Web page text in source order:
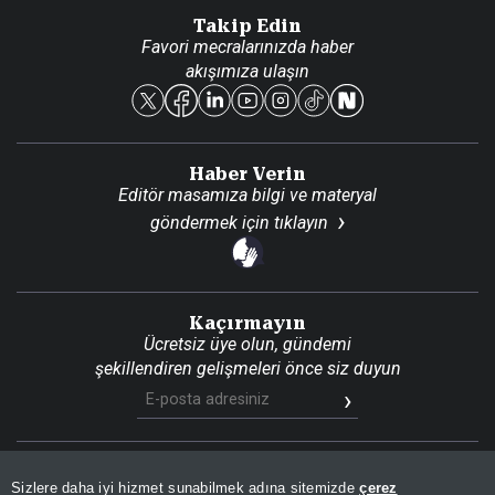
Sizlere daha iyi hizmet sunabilmek adına sitemizdeçerez
Reklam Ver
Takip Edin
Favori mecralarınızda haber
akışımıza ulaşın
Haber Verin
Editör masamıza bilgi ve materyal
göndermek için tıklayın
Kaçırmayın
Ücretsiz üye olun, gündemi
şekillendiren gelişmeleri önce siz duyun
Son DakikaSite HaritasıRSSKVKK Aydınlatma Metni